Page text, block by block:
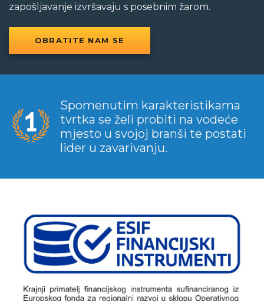
zapošljavanje izvršavaju s posebnim žarom.
OBRATITE NAM SE
Spomenutim karakteristikama
tvrtka se želi probiti na vodeće
mjesto u svojoj branši te postati
lider u zavarivanju.